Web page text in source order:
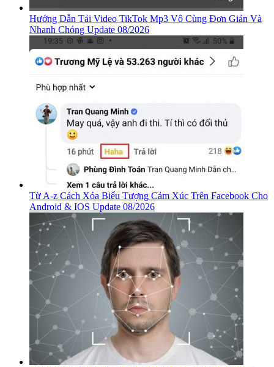
Hướng Dẫn Tải Video TikTok Mp3 Vô Cùng Đơn Giản Và
Nhanh Chóng Update 08/2026
Từ A-z Cách Xóa Biểu Tượng Cảm Xúc Trên Facebook Cho
Android & IOS Update 08/2026